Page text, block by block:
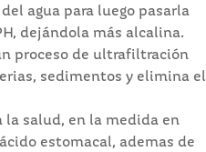
agua para luego pasarla
dejándola más alcalina.
proceso de ultrafiltración
sedimentos y elimina el
la salud, en la medida en
estomacal, ademas de